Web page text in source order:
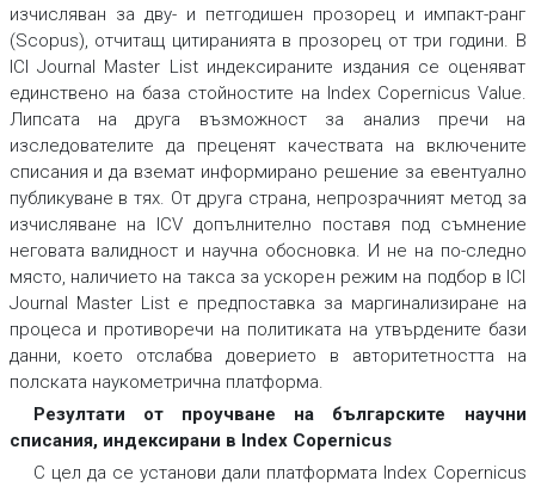
изчисляван за дву- и петгодишен прозорец и импакт-ранг
(Scopus), отчитащ цитиранията в прозорец от три години. В
ICI Journal Master List индексираните издания се оценяват
единствено на база стойностите на Index Copernicus Value.
Липсата на друга възможност за анализ пречи на
изследователите да преценят качествата на включените
списания и да вземат информирано решение за евентуално
публикуване в тях. От друга страна, непрозрачният метод за
изчисляване на ICV допълнително поставя под съмнение
неговата валидност и научна обосновка. И не на по-следно
място, наличието на такса за ускорен режим на подбор в ICI
Journal Master List е предпоставка за маргинализиране на
процеса и противоречи на политиката на утвърдените бази
данни, което отслабва доверието в авторитетността на
полската наукометрична платформа.
Резултати от проучване на българските научни
списания, индексирани в Index Copernicus
С цел да се установи дали платформата Index Copernicus